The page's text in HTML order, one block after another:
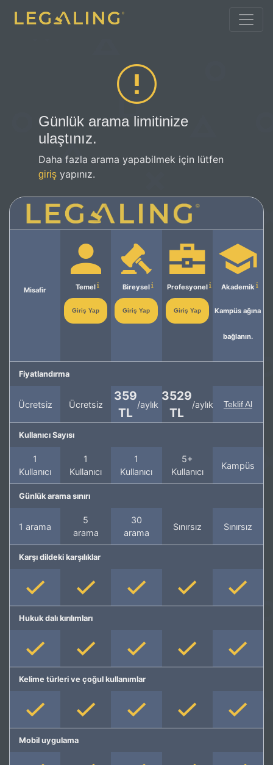
Günlük arama limitinize
ulaştınız.
Daha fazla arama yapabilmek için lütfen
giriş yapınız.
Misafir Temel
Giriş Yap
Bireysel
Giriş Yap
Profesyonel
Giriş Yap
Akademik
Kampüs ağına
bağlanın.
Fiyatlandırma
Ücretsiz Ücretsiz
359
TL
/aylık
3529
TL
/aylık Teklif Al
Kullanıcı Sayısı
1
Kullanıcı
1
Kullanıcı
1
Kullanıcı
5+
Kullanıcı
Kampüs
Günlük arama sınırı
1 arama
5
arama
30
arama
Sınırsız Sınırsız
Karşı dildeki karşılıklar
Hukuk dalı kırılımları
Kelime türleri ve çoğul kullanımlar
Mobil uygulama